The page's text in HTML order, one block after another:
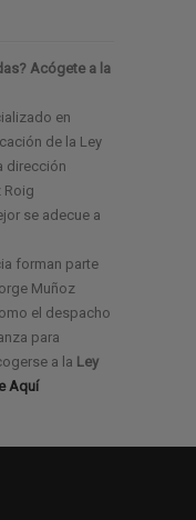
Acógete a la
en
de la Ley
dirección
Roig
se adecue a
forman parte
Muñoz
el despacho
para
a la Ley
Aquí